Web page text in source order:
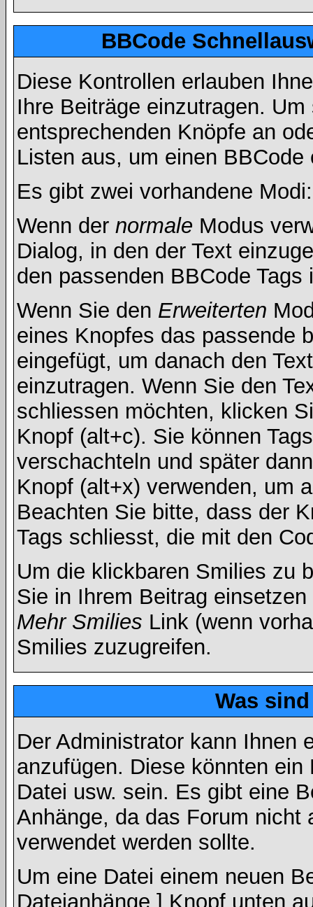
BBCode
Diese Kontrollen erlauben
Ihre Beiträge einzutragen.
entsprechenden Knöpfe an
Listen aus, um einen BBCode
Es gibt zwei vorhandene
Wenn der normale Modus
Dialog, in den der Text
den passenden BBCode
Wenn Sie den Erweiterten
eines Knopfes das passende
eingefügt, um danach den
einzutragen. Wenn Sie den
schliessen möchten, klicken
Knopf (alt+c). Sie können
verschachteln und später
Knopf (alt+x) verwenden, um
Beachten Sie bitte, dass der
Tags schliesst, die mit den
Um die klickbaren Smilies zu
Sie in Ihrem Beitrag
Mehr Smilies Link (wenn
Smilies zuzugreifen.
Was
Der Administrator kann Ihnen
anzufügen. Diese könnten
Datei usw. sein. Es gibt eine
Anhänge, da das Forum nicht
verwendet werden sollte.
Um eine Datei einem neuen
Dateianhänge ] Knopf unten